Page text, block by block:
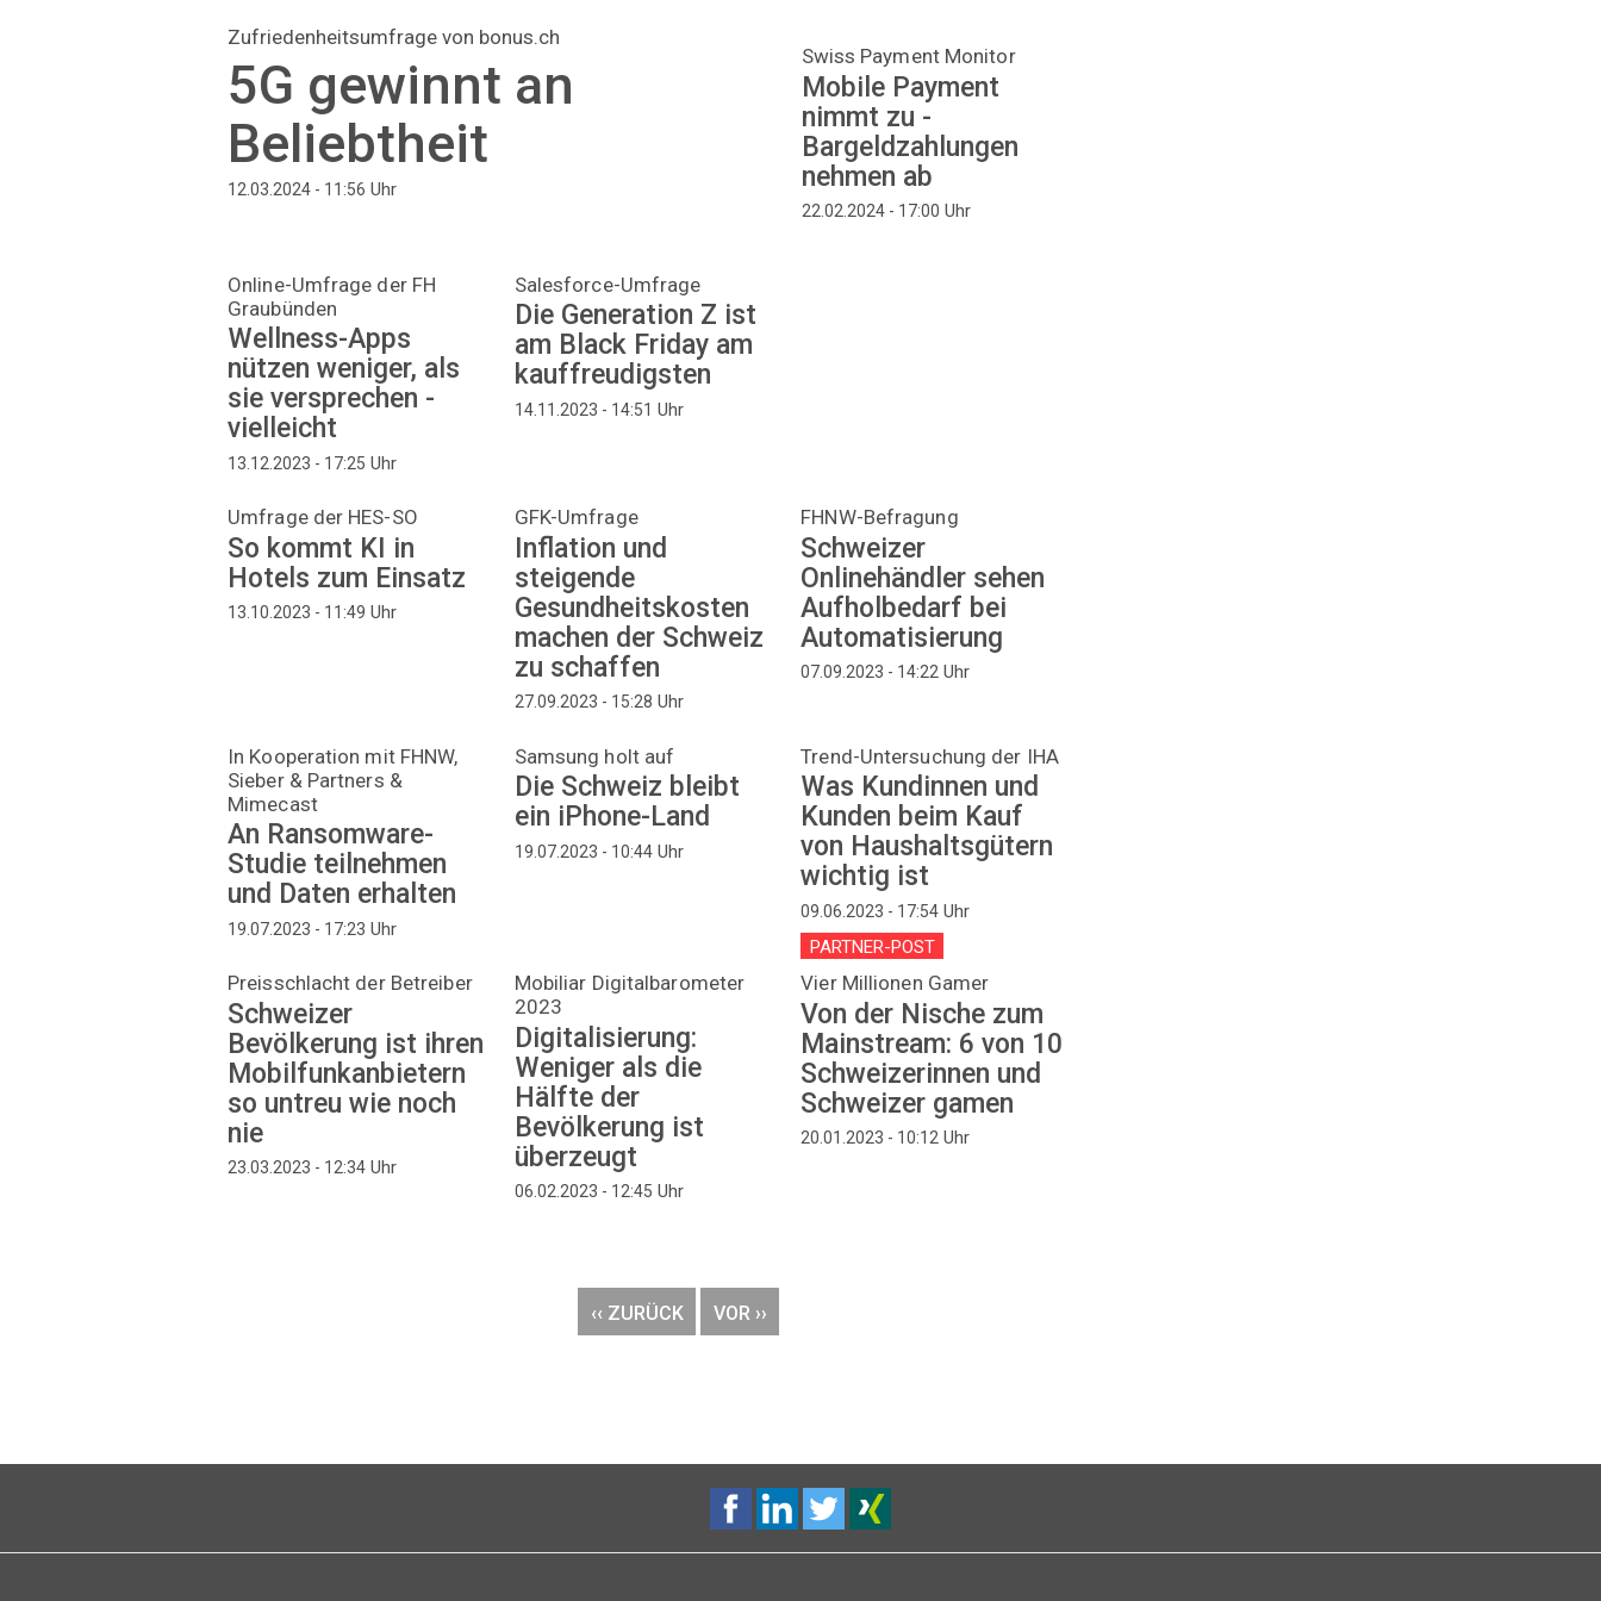
Zufriedenheitsumfrage von bonus.ch
5G gewinnt an
Beliebtheit
12.03.2024 - 11:56 Uhr
Swiss Payment Monitor
Mobile Payment
nimmt zu -
Bargeldzahlungen
nehmen ab
22.02.2024 - 17:00 Uhr
Online-Umfrage der FH
Graubünden
Wellness-Apps
nützen weniger, als
sie versprechen -
vielleicht
13.12.2023 - 17:25 Uhr
Salesforce-Umfrage
Die Generation Z ist
am Black Friday am
kauffreudigsten
14.11.2023 - 14:51 Uhr
Umfrage der HES-SO
So kommt KI in
Hotels zum Einsatz
13.10.2023 - 11:49 Uhr
GFK-Umfrage
Inflation und
steigende
Gesundheitskosten
machen der Schweiz
zu schaffen
27.09.2023 - 15:28 Uhr
FHNW-Befragung
Schweizer
Onlinehändler sehen
Aufholbedarf bei
Automatisierung
07.09.2023 - 14:22 Uhr
In Kooperation mit FHNW,
Sieber & Partners &
Mimecast
An Ransomware-
Studie teilnehmen
und Daten erhalten
19.07.2023 - 17:23 Uhr
Samsung holt auf
Die Schweiz bleibt
ein iPhone-Land
19.07.2023 - 10:44Uhr
Trend-Untersuchung der IHA
Was Kundinnen und
Kunden beim Kauf
von Haushaltsgütern
wichtig ist
09.06.2023 - 17:54 Uhr
Preisschlacht der Betreiber
Schweizer
Bevölkerung ist ihren
Mobilfunkanbietern
so untreu wie noch
nie
23.03.2023 - 12:34 Uhr
Mobiliar Digitalbarometer
2023
Digitalisierung:
Weniger als die
Hälfte der
Bevölkerung ist
überzeugt
06.02.2023 - 12:45 Uhr
PARTNER-POST
Vier Millionen Gamer
Von der Nische zum
Mainstream: 6 von 10
Schweizerinnen und
Schweizer gamen
20.01.2023 - 10:12 Uhr
VORHERIGE
‹‹ ZURÜCK
NÄCHSTE
VOR ››